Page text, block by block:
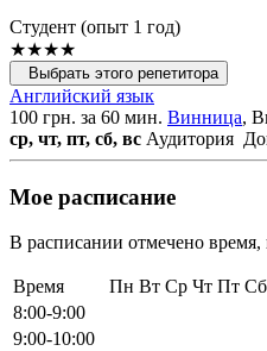
Cтудент (опыт 1 год)
★★★★
Выбрать этого репетитора
Английский язык
100 грн. за 60 мин. Винница,
ср, чт, пт, сб, вс Аудитория
Мое расписание
В расписании отмечено время,
Время Пн Вт Ср Чт Пт Сб
8:00-9:00
9:00-10:00